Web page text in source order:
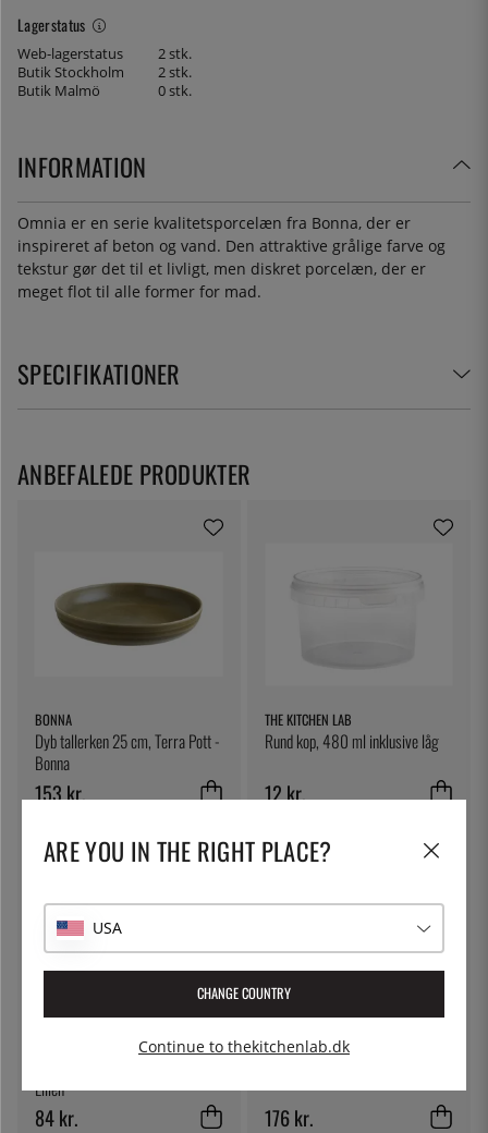
Lagerstatus
Web-lagerstatus
2 stk.
Butik Stockholm
2 stk.
Butik Malmö
0 stk.
INFORMATION
Omnia er en serie kvalitetsporcelæn fra Bonna, der er
inspireret af beton og vand. Den attraktive grålige farve og
tekstur gør det til et livligt, men diskret porcelæn, der er
meget flot til alle former for mad.
SPECIFIKATIONER
BONNA
Dyb tallerken 25 cm, Terra Pott -
Bonna
153 kr.
THE KITCHEN LAB
Rund kop, 480 ml inklusive låg
12 kr.
Lilien
84 kr.
BONNA
176 kr.
ANBEFALEDE PRODUKTER
ARE YOU IN THE RIGHT PLACE?
USA
CHANGE COUNTRY
Continue to thekitchenlab.dk